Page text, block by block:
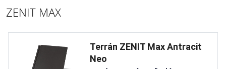
ZENIT MAX
Terrán ZENIT Max Antracit
Neo